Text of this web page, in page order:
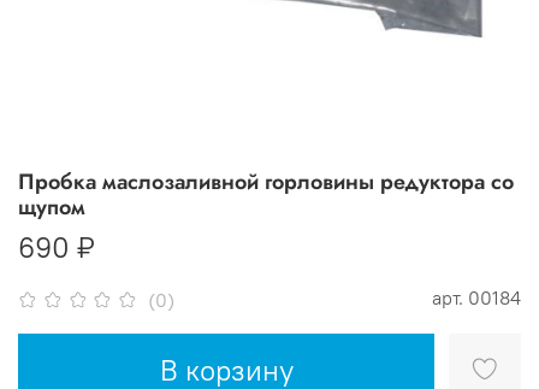
(0) арт. 00184
Пробка маслозаливной горловины редуктора со
щупом
690 ₽
В корзину